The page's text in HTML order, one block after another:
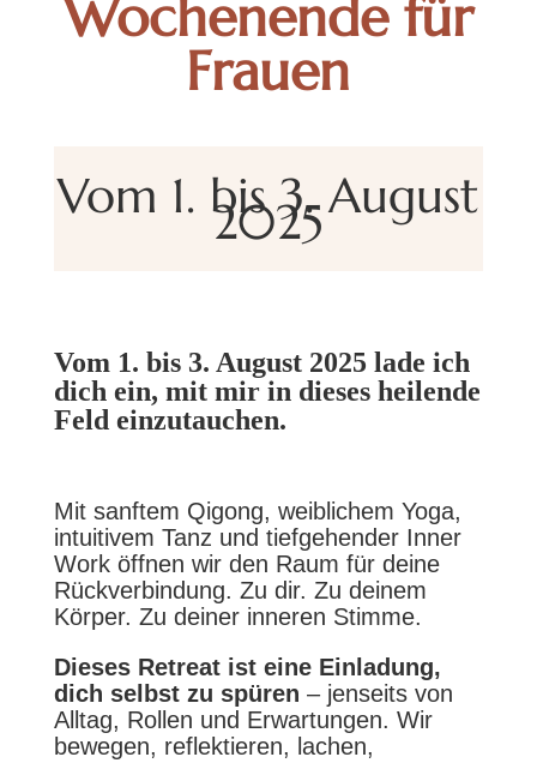
Wochenende für
Frauen
Vom 1. bis 3. August
2025
Vom 1. bis 3. August 2025 lade ich
dich ein, mit mir in dieses heilende
Feld einzutauchen.
Mit sanftem Qigong, weiblichem Yoga,
intuitivem Tanz und tiefgehender Inner
Work öffnen wir den Raum für deine
Rückverbindung. Zu dir. Zu deinem
Körper. Zu deiner inneren Stimme.
Dieses Retreat ist eine Einladung,
dich selbst zu spüren – jenseits von
Alltag, Rollen und Erwartungen. Wir
bewegen, reflektieren, lachen,